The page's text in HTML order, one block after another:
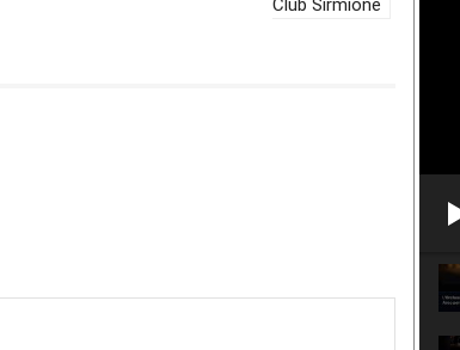
Club Sirmione